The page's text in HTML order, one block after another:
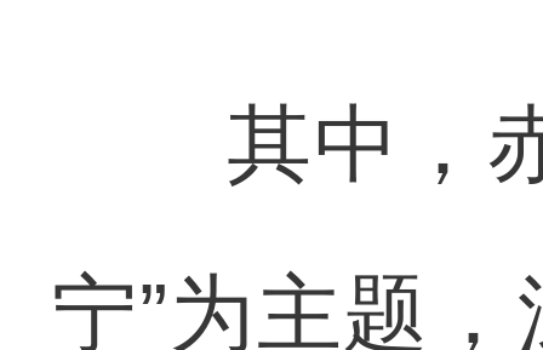
其中，赤
宁”为主题